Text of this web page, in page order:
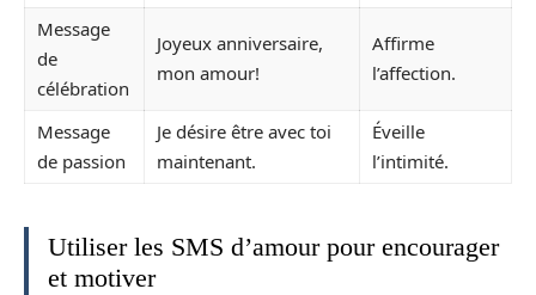
Message
de
célébration
Joyeux anniversaire,
mon amour!
Affirme
l’affection.
Message
de passion
Je désire être avec toi
maintenant.
Éveille
l’intimité.
Utiliser les SMS d’amour pour encourager
et motiver